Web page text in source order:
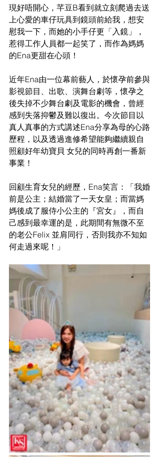
現好唔開心，芊豆B看到就立刻爬過去送
上心愛的車仔玩具到鏡頭前給我，想安
慰我一下，而她的小手仔更「入鏡」，
惹得工作人員都一起笑了，而作為媽媽
的Ena更甜在心頭！
近年Ena由一位幕前藝人，於懷孕前參與
影視節目、出歌、演舞台劇等，懷孕之
後失掉不少舞台劇及電影的機會，曾經
感到失落抑鬱及難以復出。今次節目以
真人真事的方式講述Ena分享為母的心路
歷程，以及透過進修希望能夠繼續親自
照顧好年幼寶貝 女兒的同時再創一番新
事業！
回顧生育女兒的經歷，Ena笑言：「我婚
前是公主；結婚當了一天女皇；而當媽
媽後成了服侍小公主的『宮女』，而自
己感到最幸運的是，此期間有無微不至
的老公Felix 並肩同行，否則我亦不知如
何走過來呢！」